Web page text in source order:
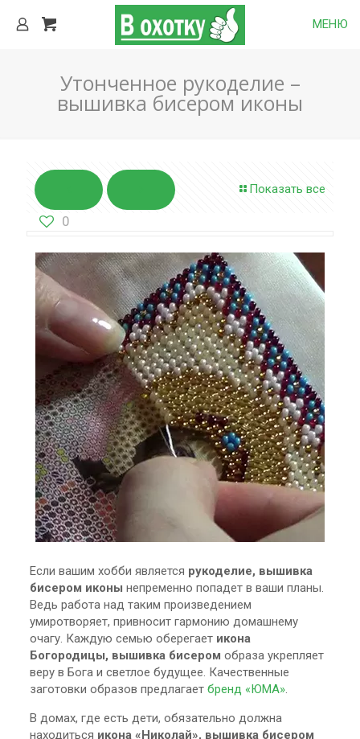
МЕНЮ
Утонченное рукоделие –
вышивка бисером иконы
Показать все
0
Если вашим хобби является рукоделие, вышивка
бисером иконы непременно попадет в ваши планы.
Ведь работа над таким произведением
умиротворяет, привносит гармонию домашнему
очагу. Каждую семью оберегаетикона
Богородицы, вышивка бисером образа укрепляет
веру в Бога и светлое будущее. Качественные
заготовки образов предлагает бренд «ЮМА».
В домах, где есть дети, обязательно должна
находиться икона «Николай», вышивка бисером